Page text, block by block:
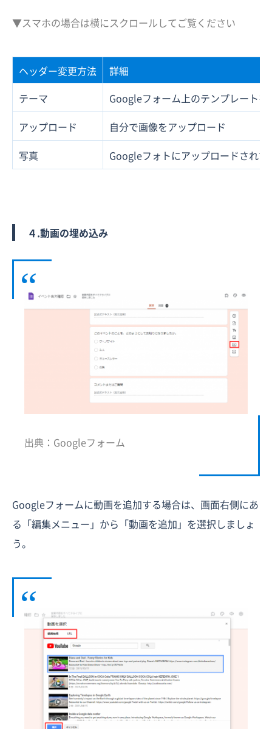
▼スマホの場合は横にスクロールしてご覧ください
ヘッダー変更方法
詳細
テーマ
Googleフォーム上のテンプレートを
アップロード
自分で画像をアップロード
写真
Googleフォトにアップロードされ
４.動画の埋め込み
出典：Googleフォーム
Googleフォームに動画を追加する場合は、画面右側にあ
る「編集メニュー」から「動画を追加」を選択しましょ
う。